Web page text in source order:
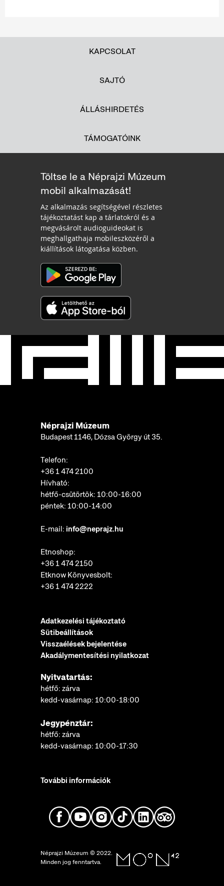
KAPCSOLAT
SAJTÓ
ÁLLÁSHIRDETÉS
TÁMOGATÓINK
Töltse le a Néprajzi Múzeum
mobil alkalmazását!
Az alkalmazás segítségével részletes
tájékoztatást kap a tárlatokról és a
megvásárolt audioguideokat is
meghallgathaja mobileszközéről a
kiállítások látogatása közben.
Néprajzi Múzeum
Budapest 1146, Dózsa György út 35.
Telefon:
+36 1 474 2100
Hívható:
hétfő-csütörtök: 10:00-16:00
péntek: 10:00-14:00
E-mail: info@neprajz.hu
Etnoshop:
+36 1 474 2150
Etknow Könyvesbolt:
+36 1 474 2222
Adatkezelési tájékoztató
Sütibeállítások
Visszaélések bejelentése
Akadálymentesítési nyilatkozat
Nyitvatartás:
hétfő: zárva
kedd-vasárnap: 10:00-18:00
Jegypénztár:
hétfő: zárva
kedd-vasárnap: 10:00-17:30
További információk
Néprajzi Múzeum © 2022.
Minden jog fenntartva.